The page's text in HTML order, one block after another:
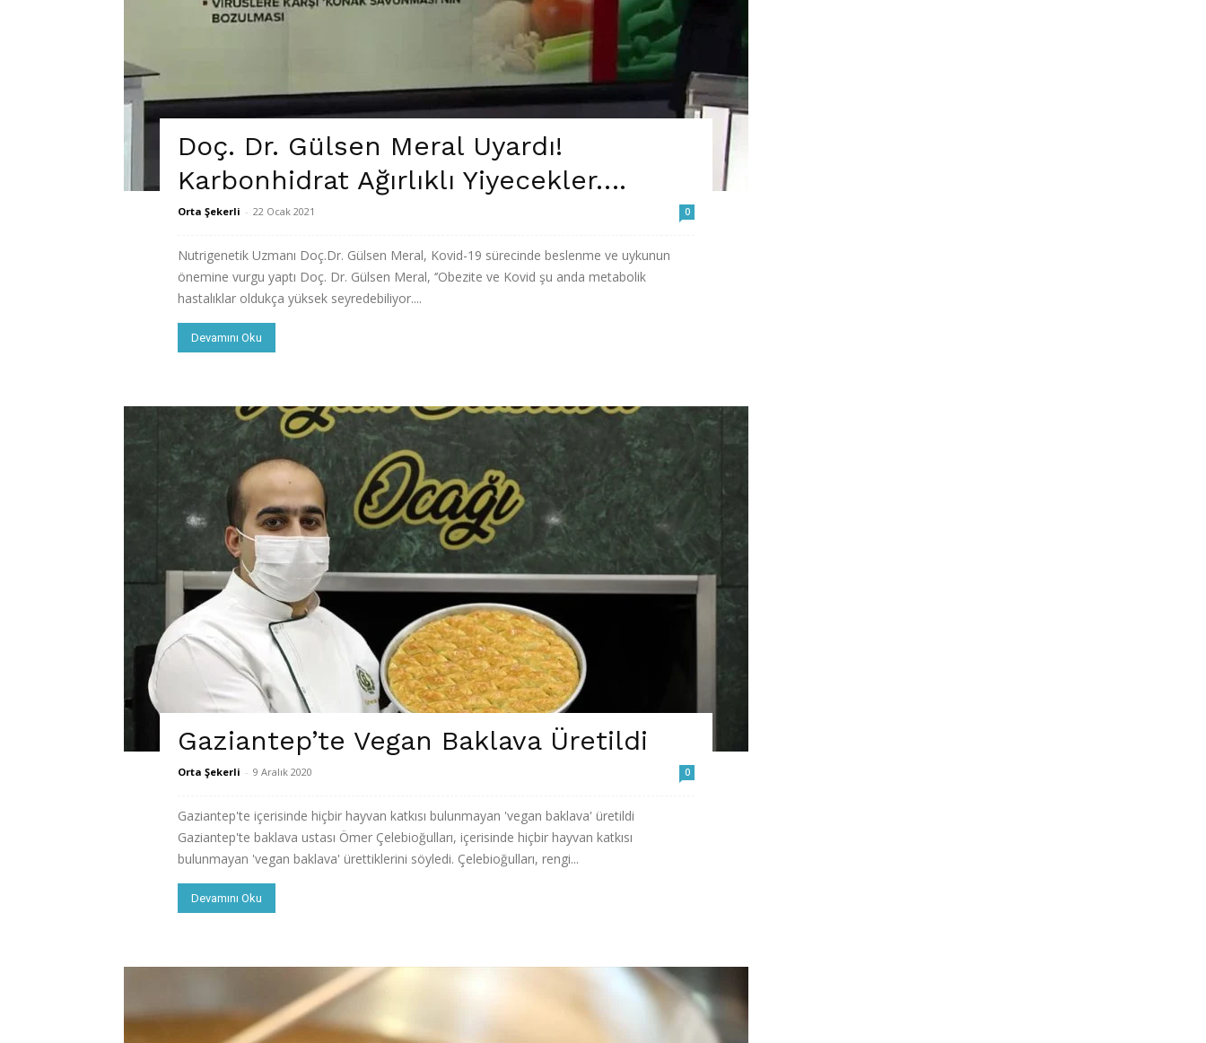
Doç. Dr. Gülsen Meral Uyardı!
Karbonhidrat Ağırlıklı Yiyecekler….
Orta Şekerli - 22 Ocak 2021 0
Nutrigenetik Uzmanı Doç.Dr. Gülsen Meral, Kovid-19 sürecinde beslenme ve uykunun
önemine vurgu yaptı Doç. Dr. Gülsen Meral, ‘’Obezite ve Kovid şu anda metabolik
hastalıklar oldukça yüksek seyredebiliyor....
Devamını Oku
Gaziantep’te Vegan Baklava Üretildi
Orta Şekerli - 9 Aralık 2020 0
Gaziantep'te içerisinde hiçbir hayvan katkısı bulunmayan 'vegan baklava' üretildi
Gaziantep'te baklava ustası Ömer Çelebioğulları, içerisinde hiçbir hayvan katkısı
bulunmayan 'vegan baklava' ürettiklerini söyledi. Çelebioğulları, rengi...
Devamını Oku